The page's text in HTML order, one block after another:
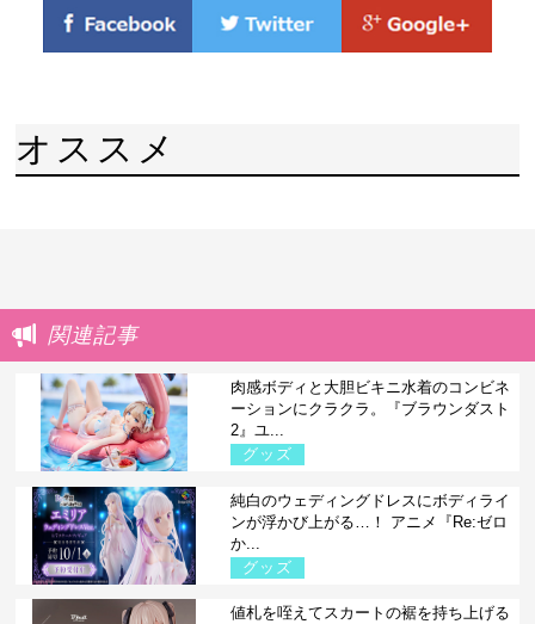
オススメ
関連記事
肉感ボディと大胆ビキニ水着のコンビネ
ーションにクラクラ。『ブラウンダスト
2』ユ...
グッズ
純白のウェディングドレスにボディライ
ンが浮かび上がる…！ アニメ『Re:ゼロ
か...
グッズ
値札を咥えてスカートの裾を持ち上げる